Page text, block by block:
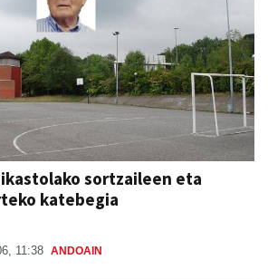
sortzaileen eta
katebegia
11:38 ANDOAIN